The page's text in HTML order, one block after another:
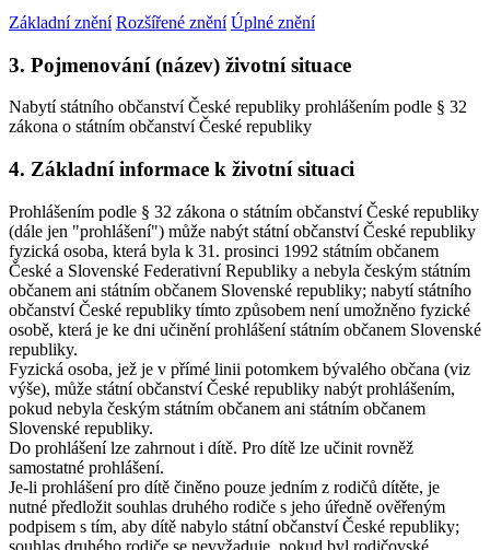
Základní znění Rozšířené znění Úplné znění
3. Pojmenování (název) životní situace
Nabytí státního občanství České republiky prohlášením podle § 32
zákona o státním občanství České republiky
4. Základní informace k životní situaci
Prohlášením podle § 32 zákona o státním občanství České republiky
(dále jen "prohlášení") může nabýt státní občanství České republiky
fyzická osoba, která byla k 31. prosinci 1992 státním občanem
České a Slovenské Federativní Republiky a nebyla českým státním
občanem ani státním občanem Slovenské republiky; nabytí státního
občanství České republiky tímto způsobem není umožněno fyzické
osobě, která je ke dni učinění prohlášení státním občanem Slovenské
republiky.
Fyzická osoba, jež je v přímé linii potomkem bývalého občana (viz
výše), může státní občanství České republiky nabýt prohlášením,
pokud nebyla českým státním občanem ani státním občanem
Slovenské republiky.
Do prohlášení lze zahrnout i dítě. Pro dítě lze učinit rovněž
samostatné prohlášení.
Je-li prohlášení pro dítě činěno pouze jedním z rodičů dítěte, je
nutné předložit souhlas druhého rodiče s jeho úředně ověřeným
podpisem s tím, aby dítě nabylo státní občanství České republiky;
souhlas druhého rodiče se nevyžaduje, pokud byl rodičovské